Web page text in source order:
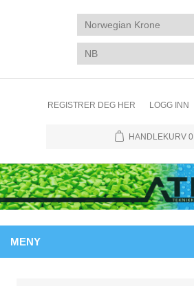
REGISTRER DEG HER LOGG INN
HANDLEKURV 0
MENY